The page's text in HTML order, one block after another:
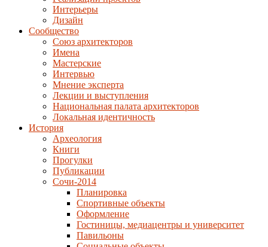
Интерьеры
Дизайн
Сообщество
Союз архитекторов
Имена
Мастерские
Интервью
Мнение эксперта
Лекции и выступления
Национальная палата архитекторов
Локальная идентичность
История
Археология
Книги
Прогулки
Публикации
Сочи-2014
Планировка
Спортивные объекты
Оформление
Гостиницы, медиацентры и университет
Павильоны